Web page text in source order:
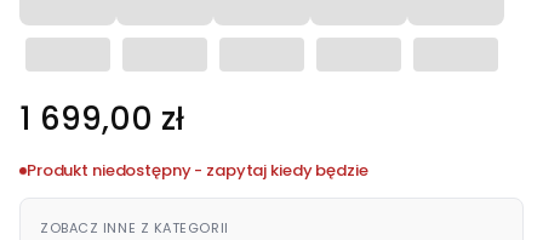
Cena
1 699,00 zł
Produkt niedostępny - zapytaj kiedy będzie
ZOBACZ INNE Z KATEGORII